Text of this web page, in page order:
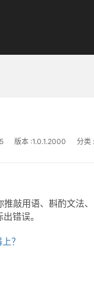
版本 :1.0.1.2000 分类
敲用语、斟酌文法
错误。
？